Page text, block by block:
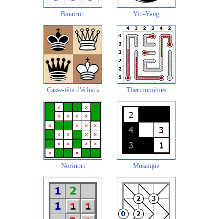
Binairo+ Yin-Yang
Casse-tête d'échecs Thermomètres
Norinori Mosaïque